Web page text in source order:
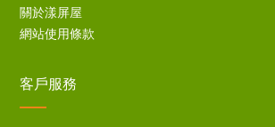
關於漾屏屋
網站使用條款
客戶服務